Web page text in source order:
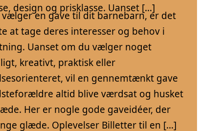
design og prisklasse. Uanset […]
vælger en gave til dit barnebarn, er det
at tage deres interesser og behov i
Uanset om du vælger noget
kreativt, praktisk eller
vil en gennemtænkt gave
altid blive værdsat og husket
Her er nogle gode gaveidéer, der
glæde. Oplevelser Billetter til en […]